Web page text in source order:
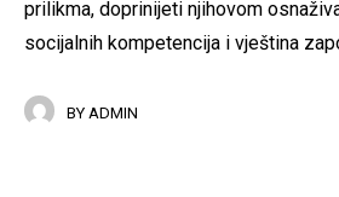
prilikma, doprinijeti njihovom
socijalnih kompetencija i vještina
BY ADMIN